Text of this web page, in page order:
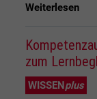
Weiterlesen
zum
WISSENplus